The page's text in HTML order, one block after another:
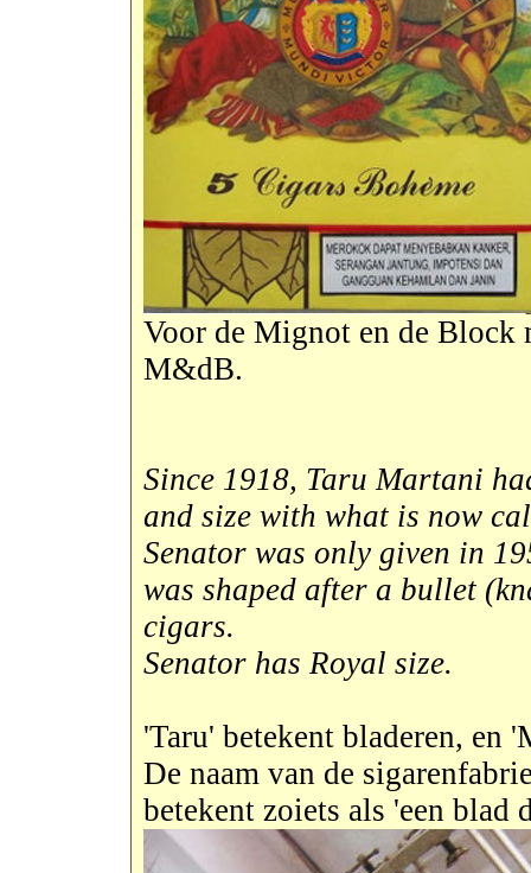
Voor de Mignot en de Block
M&dB.
Since 1918, Taru Martani
and size with what is now
Senator was only given in
was shaped after a bullet
cigars.
Senator has Royal size.
'Taru' betekent bladeren, en
De naam van de
betekent zoiets als 'een blad